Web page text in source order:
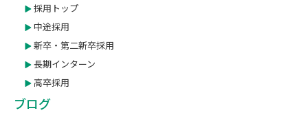
採用トップ
中途採用
新卒・第二新卒採用
長期インターン
高卒採用
ブログ